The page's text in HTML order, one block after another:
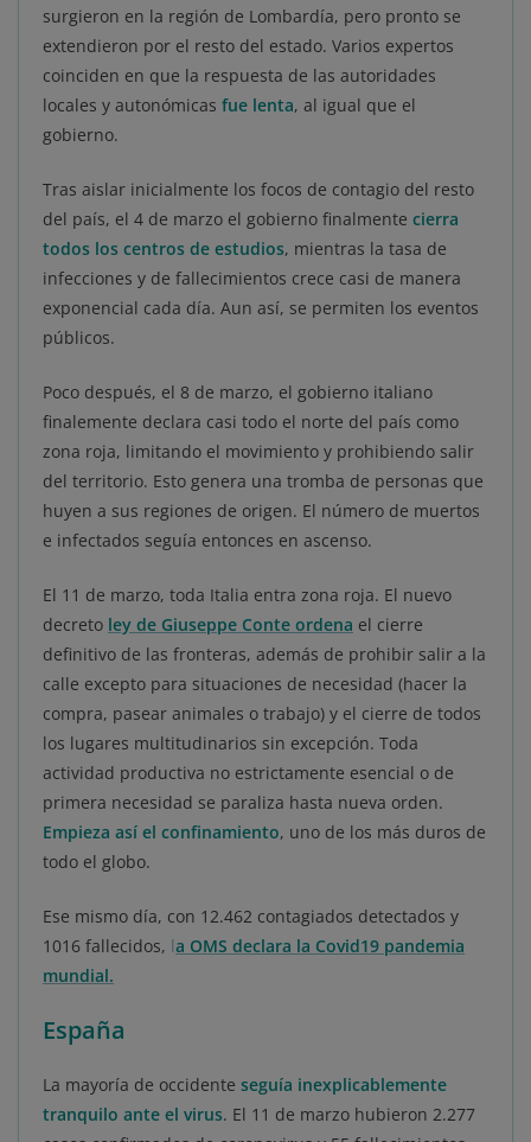
surgieron en la región de Lombardía, pero pronto se
extendieron por el resto del estado. Varios expertos
coinciden en que la respuesta de las autoridades
locales y autonómicas fue lenta, al igual que el
gobierno.
Tras aislar inicialmente los focos de contagio del resto
del país, el 4 de marzo el gobierno finalmente cierra
todos los centros de estudios, mientras la tasa de
infecciones y de fallecimientos crece casi de manera
exponencial cada día. Aun así, se permiten los eventos
públicos.
Poco después, el 8 de marzo, el gobierno italiano
finalemente declara casi todo el norte del país como
zona roja, limitando el movimiento y prohibiendo salir
del territorio. Esto genera una tromba de personas que
huyen a sus regiones de origen. El número de muertos
e infectados seguía entonces en ascenso.
El 11 de marzo, toda Italia entra zona roja. El nuevo
decreto ley de Giuseppe Conte ordena el cierre
definitivo de las fronteras, además de prohibir salir a la
calle excepto para situaciones de necesidad (hacer la
compra, pasear animales o trabajo) y el cierre de todos
los lugares multitudinarios sin excepción. Toda
actividad productiva no estrictamente esencial o de
primera necesidad se paraliza hasta nueva orden.
Empieza así el confinamiento, uno de los más duros de
todo el globo.
Ese mismo día, con 12.462 contagiados detectados y
1016 fallecidos, la OMS declara la Covid19 pandemia
mundial.
España
La mayoría de occidente seguía inexplicablemente
tranquilo ante el virus. El 11 de marzo hubieron 2.277